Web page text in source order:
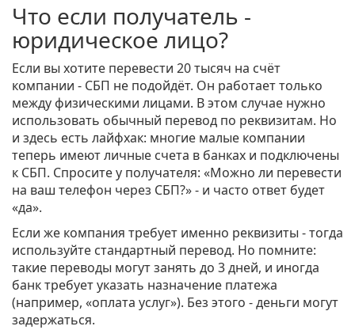
Что если получатель -
юридическое лицо?
Если вы хотите перевести 20 тысяч на счёт
компании - СБП не подойдёт. Он работает только
между физическими лицами. В этом случае нужно
использовать обычный перевод по реквизитам. Но
и здесь есть лайфхак: многие малые компании
теперь имеют личные счета в банках и подключены
к СБП. Спросите у получателя: «Можно ли перевести
на ваш телефон через СБП?» - и часто ответ будет
«да».
Если же компания требует именно реквизиты - тогда
используйте стандартный перевод. Но помните:
такие переводы могут занять до 3 дней, и иногда
банк требует указать назначение платежа
(например, «оплата услуг»). Без этого - деньги могут
задержаться.